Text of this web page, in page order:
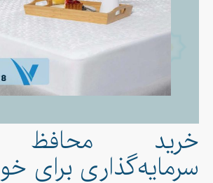
خرید
سرمایه‌گذاری برای